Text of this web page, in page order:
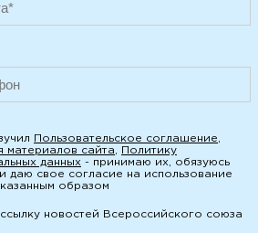
Пользовательское соглашение,
материалов сайта,
Политику
данных - принимаю их, обязуюсь
даю свое согласие на использование
образом
новостей Всероссийского союза